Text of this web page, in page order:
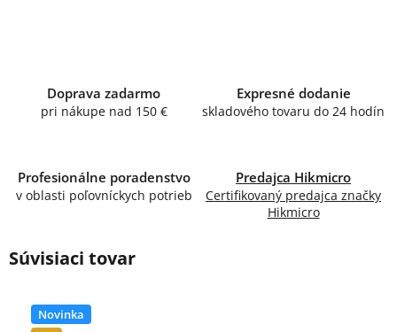
Doprava zadarmo
pri nákupe nad 150 €
Expresné dodanie
skladového tovaru do 24 hodín
Profesionálne poradenstvo
v oblasti poľovníckych potrieb
Predajca Hikmicro
Certifikovaný predajca značky
Hikmicro
Súvisiaci tovar
Novinka